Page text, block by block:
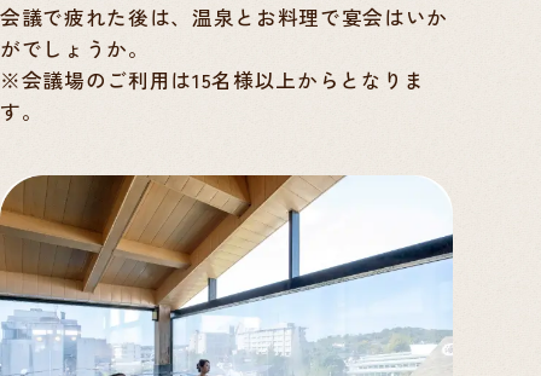
会議で疲れた後は、温泉とお料理で宴会はいか
がでしょうか。
※会議場のご利用は15名様以上からとなりま
す。